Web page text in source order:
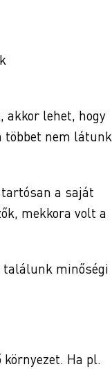
akkor lehet, hogy
többet nem látunk
a saját
mekkora volt a
találunk minőségi
Ha pl.